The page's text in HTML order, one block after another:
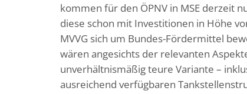
kommen für den ÖPNV in MSE derzeit
diese schon mit Investitionen in Höhe
MVVG sich um Bundes-Fördermittel
wären angesichts der relevanten
unverhältnismäßig teure Variante –
ausreichend verfügbaren